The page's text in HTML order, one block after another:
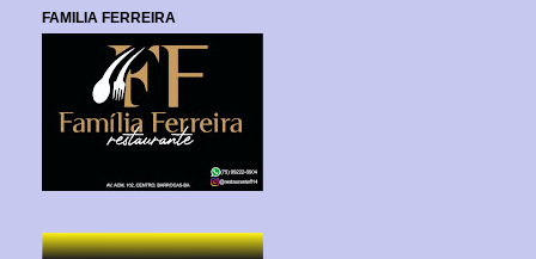
FAMILIA FERREIRA